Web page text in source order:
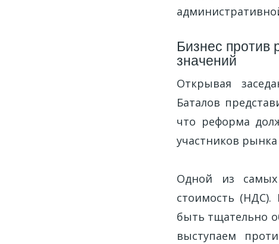
Бизнес против
значений
Открывая
Баталов
что реформа
участников
Одной из самых
стоимость
быть тщательно
выступаем